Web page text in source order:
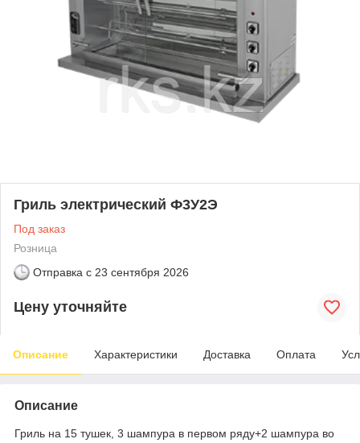
Гриль электрический Ф3У2Э
Под заказ
Розница
Отправка с 23 сентября 2026
Цену уточняйте
Описание Характеристики Доставка Оплата
Описание
Гриль на 15 тушек, 3 шампура в первом ряду+2 шампура во